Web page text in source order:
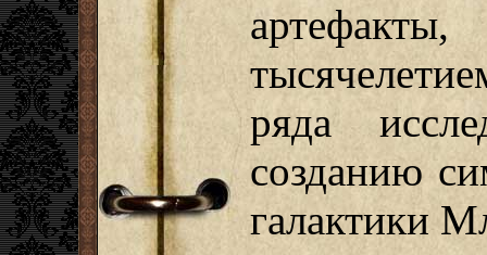
артефакты,
ряда
созданию
галактики